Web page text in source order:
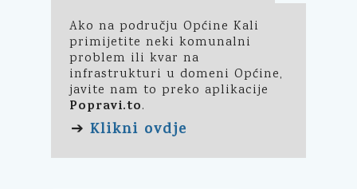
Ako na području Općine Kali
primijetite neki komunalni
problem ili kvar na
infrastrukturi u domeni Općine,
javite nam to preko aplikacije
Popravi.to.
➔ Klikni ovdje